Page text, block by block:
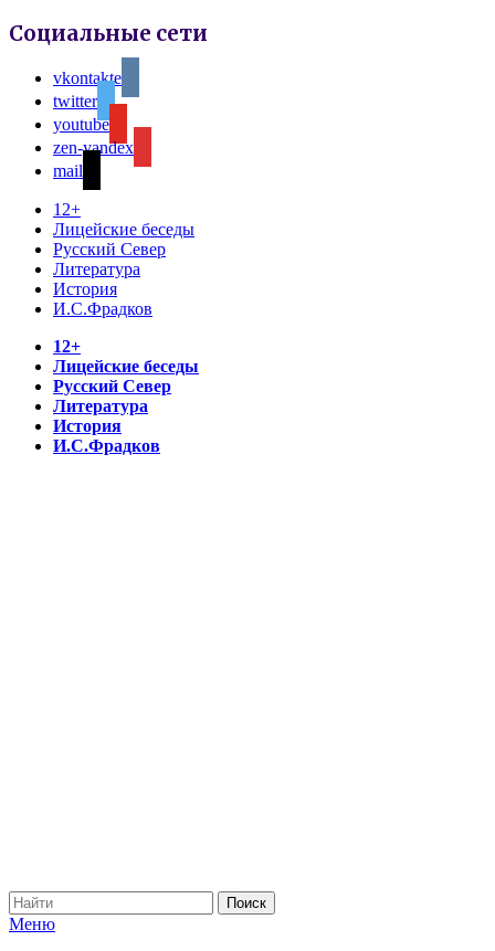
Социальные сети
vkontakte
twitter
youtube
zen-yandex
mail
12+
Лицейские беседы
Русский Север
Литература
История
И.С.Фрадков
12+
Лицейские беседы
Русский Север
Литература
История
И.С.Фрадков
Меню